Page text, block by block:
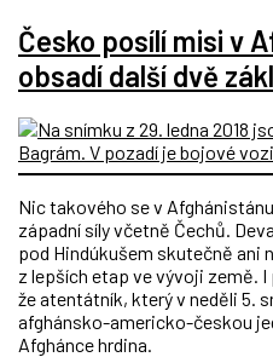
Česko posílí misi v
obsadí další dvě
Nic takového se v
západní síly včetně Čechů.
pod Hindúkušem skutečně ani
z lepších etap ve vývoji země.
že atentátník, který v neděli 5.
afghánsko-americko-českou
Afghánce hrdina.